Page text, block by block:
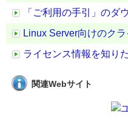
「ご利用の手引」のダ
Linux Server向けのク
ライセンス情報を知り
関連Webサイト